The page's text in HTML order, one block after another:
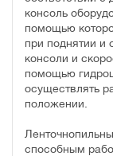
консоль
помощью
при поднятии и
консоли и
помощью
осуществлять
положении.
способным